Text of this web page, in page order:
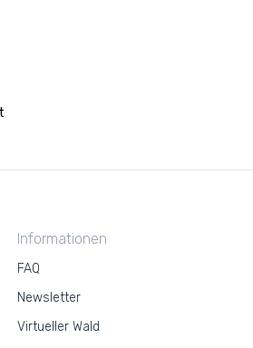
Informationen
FAQ
Newsletter
Virtueller Wald